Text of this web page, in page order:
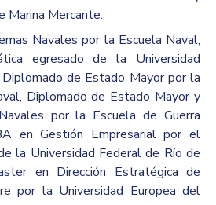
Marina Mercante.
Navales por la Escuela Naval,
egresado de la Universidad
de Estado Mayor por la
Diplomado de Estado Mayor y
por la Escuela de Guerra
en Gestión Empresarial por el
la Universidad Federal de Río de
en Dirección Estratégica de
por la Universidad Europea del